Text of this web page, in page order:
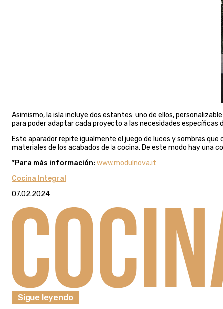
Asimismo, la isla incluye dos estantes: uno de ellos,
para poder adaptar cada proyecto a las necesidades específicas
Este aparador repite igualmente el juego de luces y sombras
materiales de los acabados de la cocina. De este modo hay
*Para más información: www.modulnova.it
Cocina Integral
07.02.2024
Sigue leyendo